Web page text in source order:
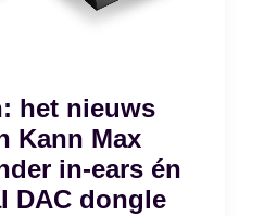
het nieuws
Kann Max
in-ears én
DAC dongle